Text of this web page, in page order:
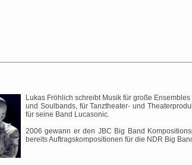
Lukas Fröhlich schreibt Musik für große
und Soulbands, für Tanztheater- und
für seine Band Lucasonic.
2006 gewann er den JBC Big Band
bereits Auftragskompositionen für die NDR Big